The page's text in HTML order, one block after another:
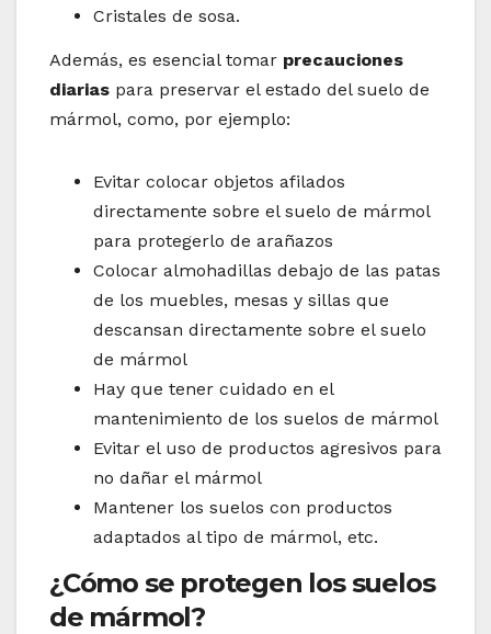
Cristales de sosa.
Además, es esencial tomar precauciones
diarias para preservar el estado del suelo de
mármol, como, por ejemplo:
Evitar colocar objetos afilados
directamente sobre el suelo de mármol
para protegerlo de arañazos
Colocar almohadillas debajo de las patas
de los muebles, mesas y sillas que
descansan directamente sobre el suelo
de mármol
Hay que tener cuidado en el
mantenimiento de los suelos de mármol
Evitar el uso de productos agresivos para
no dañar el mármol
Mantener los suelos con productos
adaptados al tipo de mármol, etc.
¿Cómo se protegen los suelos
de mármol?